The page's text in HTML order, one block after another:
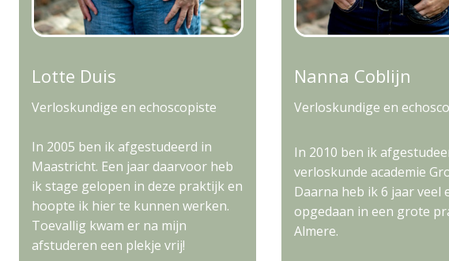
Lotte Duis
Verloskundige en echoscopiste
In 2005 ben ik afgestudeerd in
Maastricht. Een jaar daarvoor heb
ik stage gelopen in deze praktijk en
hoopte ik hier te kunnen werken.
Toevallig kwam er na mijn
afstuderen een plekje vrij!
Nanna Coblijn
Verloskundige en
In 2010 ben ik
verloskunde academie
Daarna heb ik 6 jaar veel
opgedaan in een grote
Almere.